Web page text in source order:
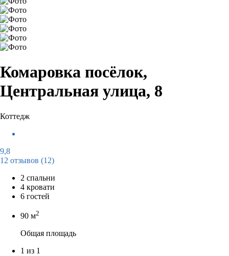
Комаровка посёлок,
Центральная улица, 8
Коттедж
9,8
12 отзывов (12)
2 спальни
4 кровати
6 гостей
90 м2
Общая площадь
1 из 1